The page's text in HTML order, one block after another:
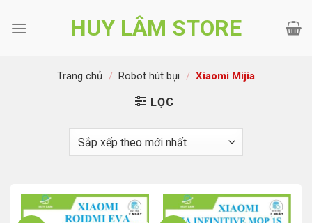
qua
HUY LÂM STORE
Trang chủ / Robot hút bụi / Xiaomi Mijia
LỌC